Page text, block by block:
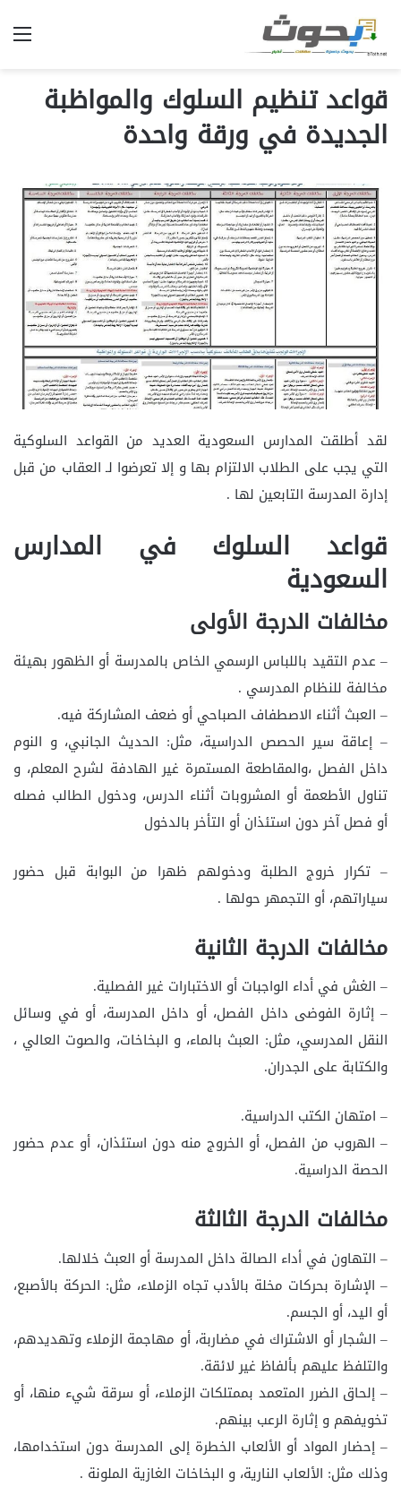
قواعد تنظيم السلوك والمواظبة
الجديدة في ورقة واحدة
لقد أطلقت المدارس السعودية العديد من القواعد السلوكية
التي يجب على الطلاب الالتزام بها و إلا تعرضوا لـ العقاب من قبل
إدارة المدرسة التابعين لها .
قواعد السلوك في المدارس
السعودية
مخالفات الدرجة الأولى
– عدم التقيد باللباس الرسمي الخاص بالمدرسة أو الظهور بهيئة
مخالفة للنظام المدرسي .
– العبث أثناء الاصطفاف الصباحي أو ضعف المشاركة فيه.
– إعاقة سير الحصص الدراسية، مثل: الحديث الجانبي، و النوم
داخل الفصل ،والمقاطعة المستمرة غير الهادفة لشرح المعلم، و
تناول الأطعمة أو المشروبات أثناء الدرس، ودخول الطالب فصله
أو فصل آخر دون استئذان أو التأخر بالدخول
– تكرار خروج الطلبة ودخولهم ظهرا من البوابة قبل حضور
سياراتهم، أو التجمهر حولها .
مخالفات الدرجة الثانية
– الغش في أداء الواجبات أو الاختبارات غير الفصلية.
– إثارة الفوضى داخل الفصل، أو داخل المدرسة، أو في وسائل
النقل المدرسي، مثل: العبث بالماء، و البخاخات، والصوت العالي ،
والكتابة على الجدران.
– امتهان الكتب الدراسية.
– الهروب من الفصل، أو الخروج منه دون استئذان، أو عدم حضور
الحصة الدراسية.
مخالفات الدرجة الثالثة
– التهاون في أداء الصالة داخل المدرسة أو العبث خلالها.
– الإشارة بحركات مخلة بالأدب تجاه الزملاء، مثل: الحركة بالأصبع،
أو اليد، أو الجسم.
– الشجار أو الاشتراك في مضاربة، أو مهاجمة الزملاء وتهديدهم،
والتلفظ عليهم بألفاظ غير لائقة.
– إلحاق الضرر المتعمد بممتلكات الزملاء، أو سرقة شيء منها، أو
تخويفهم و إثارة الرعب بينهم.
– إحضار المواد أو الألعاب الخطرة إلى المدرسة دون استخدامها،
وذلك مثل: الألعاب النارية، و البخاخات الغازية الملونة .